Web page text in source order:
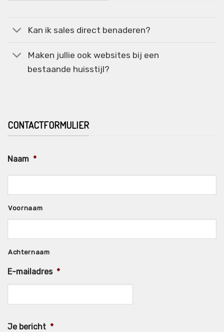
Kan ik sales direct benaderen?
Maken jullie ook websites bij een
bestaande huisstijl?
CONTACTFORMULIER
Naam *
Voornaam
Achternaam
E-mailadres *
Je bericht *